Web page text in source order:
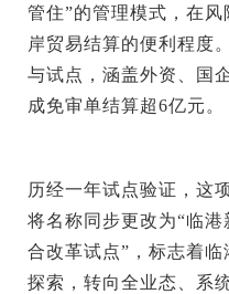
管住”的管理模式，在
岸贸易结算的便利程度
与试点，涵盖外资、国
成免审单结算超6亿元。
历经一年试点验证，这
将名称同步更改为“临
合改革试点”，标志着
探索，转向全业态、系